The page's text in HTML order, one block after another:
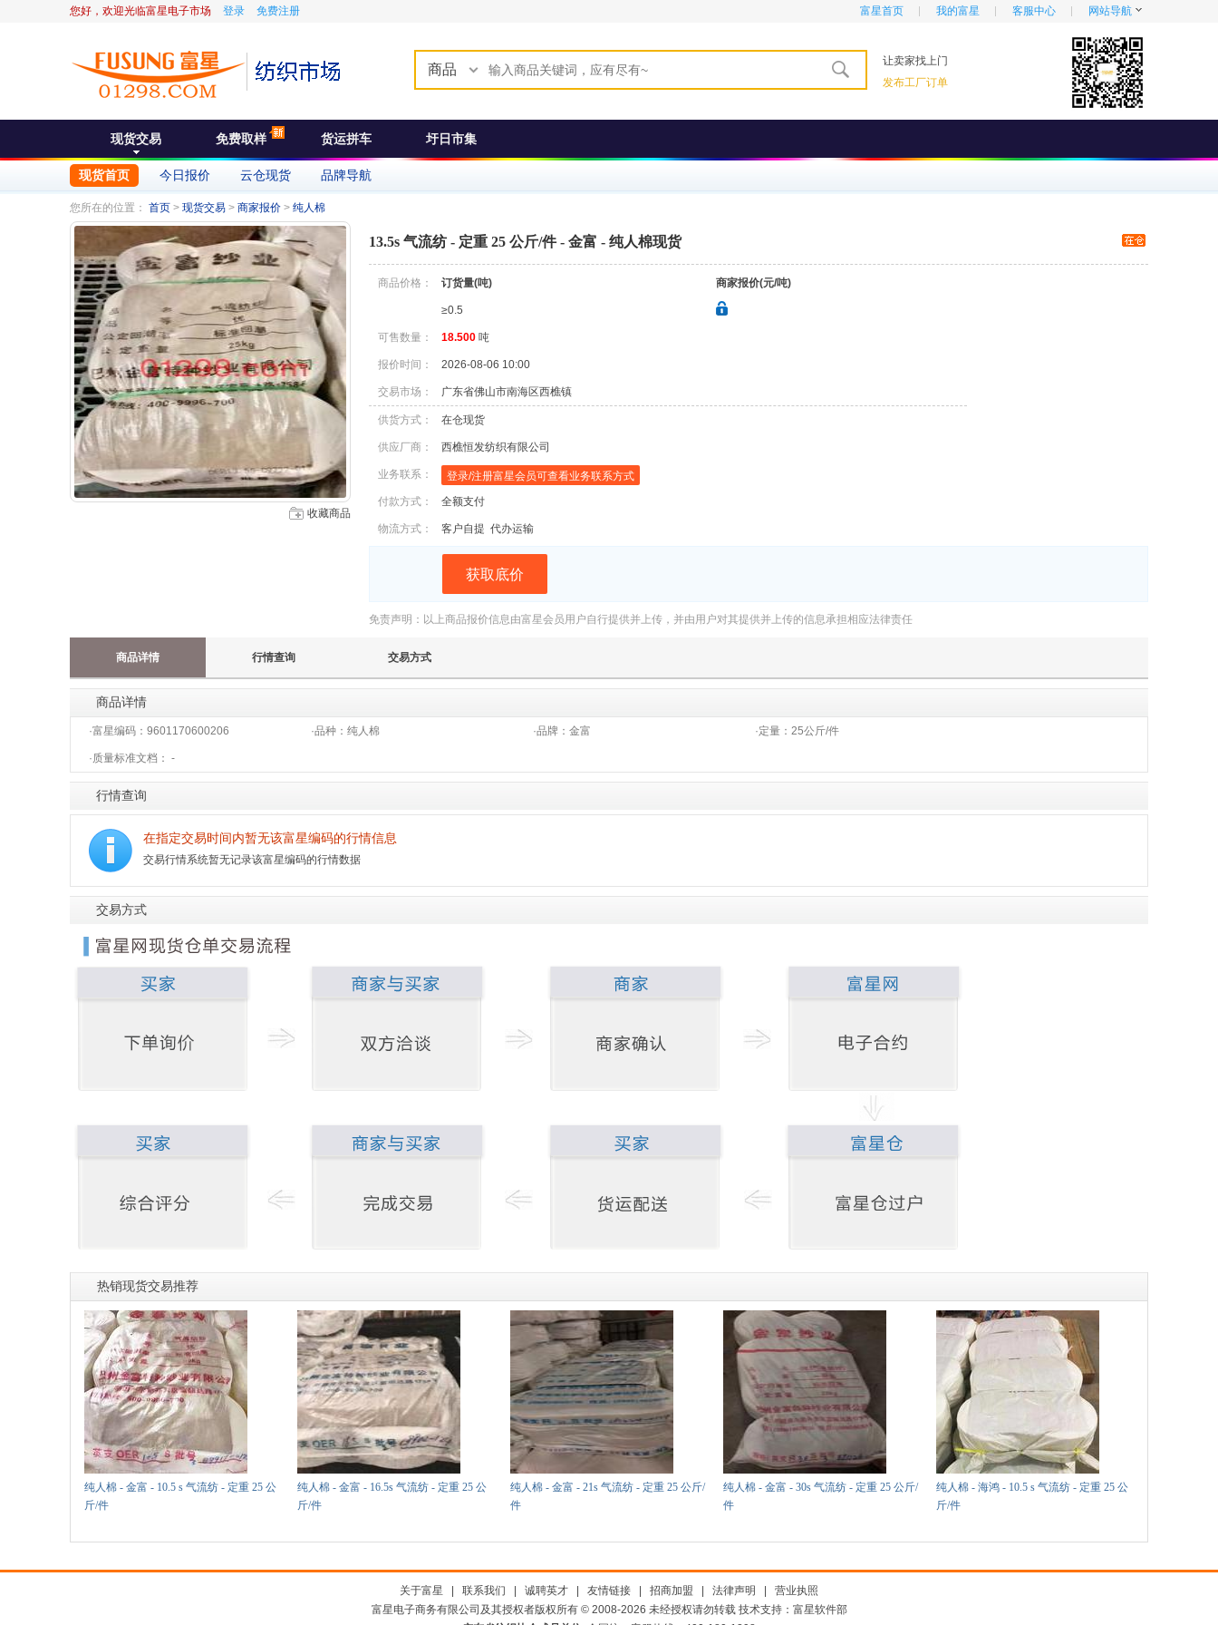
您好，欢迎光临富星电子市场 登录 免费注册 富星首页 我的富星 客服中心 网站导航
商品
让卖家找上门
发布工厂订单
现货交易 免费取样 货运拼车 圩日市集
现货首页 今日报价 云仓现货 品牌导航
您所在的位置： 首页 > 现货交易 > 商家报价 > 纯人棉
收藏商品
13.5s 气流纺 - 定重 25 公斤/件 - 金富 - 纯人棉现货
商品价格： 订货量(吨) 商家报价(元/吨)
≥0.5
可售数量： 18.500 吨
报价时间： 2026-08-06 10:00
交易市场： 广东省佛山市南海区西樵镇
供货方式： 在仓现货
供应厂商： 西樵恒发纺织有限公司
业务联系： 登录/注册富星会员可查看业务联系方式
付款方式： 全额支付
物流方式： 客户自提 代办运输
获取底价
免责声明：以上商品报价信息由富星会员用户自行提供并上传，并由用户对其提供并上传的信息承担相应法律责任
商品详情 行情查询 交易方式
商品详情
·富星编码： 9601170600206 ·品种： 纯人棉 ·品牌： 金富 ·定量： 25公斤/件
·质量标准文档： -
行情查询
在指定交易时间内暂无该富星编码的行情信息
交易行情系统暂无记录该富星编码的行情数据
交易方式
热销现货交易推荐
纯人棉 - 金富 - 10.5 s 气流纺 - 定重 25 公
斤/件
纯人棉 - 金富 - 16.5s 气流纺 - 定重 25 公
斤/件
纯人棉 - 金富 - 21s 气流纺 - 定重 25 公斤/
件
纯人棉 - 金富 - 30s 气流纺 - 定重 25 公斤/
件
纯人棉 - 海鸿 - 10.5 s 气流纺 - 定重 25 公
斤/件
关于富星 联系我们 诚聘英才 友情链接 招商加盟 法律声明
营业执照
富星电子商务有限公司及其授权者版权所有 © 2008-2026 未经授权请勿转载 技术支持：富星软件部